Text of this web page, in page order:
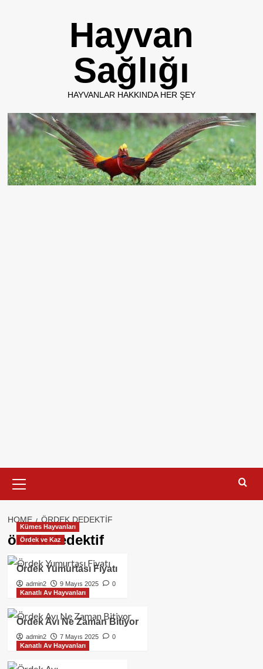
Hayvan
Sağlığı
HAYVANLAR HAKKINDA HER ŞEY
Menu
HOME ÖRDEK DEDEKTIF
ördek dedektif
Kümes Hayvanları
Ördek ve Kaz
Ördek Yumurtası Fiyatı
admin2 9 Mayıs 2025
0
Kanatlı Av Hayvanları
Ördek Avı Ne Zaman Bitiyor
admin2 7 Mayıs 2025
0
Kanatlı Av Hayvanları